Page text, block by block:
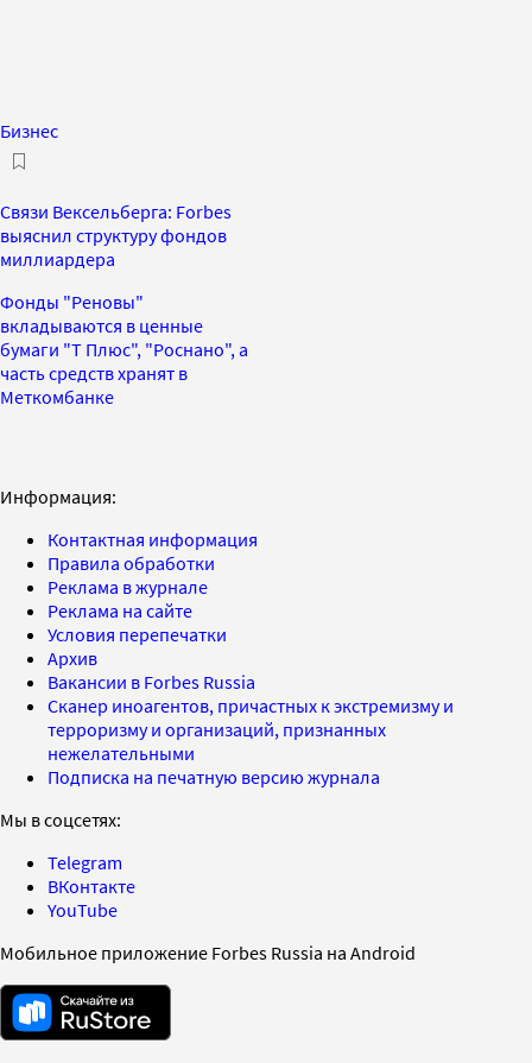
Бизнес
Связи Вексельберга: Forbes
выяснил структуру фондов
миллиардера
Фонды "Реновы"
вкладываются в ценные
бумаги "Т Плюс", "Роснано", а
часть средств хранят в
Меткомбанке
Информация:
Контактная информация
Правила обработки
Реклама в журнале
Реклама на сайте
Условия перепечатки
Архив
Вакансии в Forbes Russia
Сканер иноагентов, причастных к экстремизму и
терроризму и организаций, признанных
нежелательными
Подписка на печатную версию журнала
Мы в соцсетях:
Telegram
ВКонтакте
YouTube
Мобильное приложение Forbes Russia на Android